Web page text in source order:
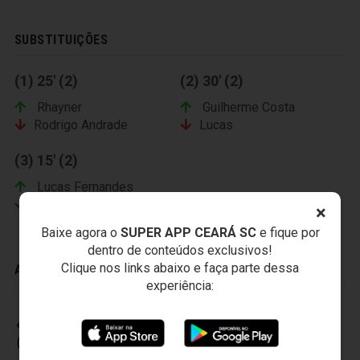
×
Baixe agora o SUPER APP CEARÁ SCe fique por
dentro de conteúdos exclusivos!
Clique nos links abaixo e faça parte dessa
experiência:
SUBSTITUIÇÕES
(1) 25' (2)
Rhayner
Rodrigo Andrade
(2) 30' (2)
Guilherme Costa
Lucas
(3) 15' (2)
Lucas Fernandes
ADVERTÊNCIAS
CEARÁ SPORTING CLUB